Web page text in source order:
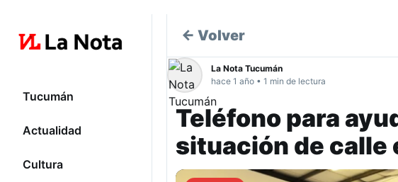
Tucumán
Actualidad
Cultura
← Volver
La Nota Tucumán
hace 1 año • 1 min de lectura
Teléfono para
situación de calle